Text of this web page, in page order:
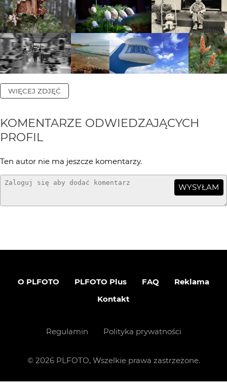
WIĘCEJ ZDJĘĆ
KOMENTARZE ODWIEDZAJĄCYCH
PROFIL
Ten autor nie ma jeszcze komentarzy.
WYSYŁAM
O PLFOTO PLFOTO Plus FAQ
Reklama
Kontakt
Regulamin Polityka prywatności
© 2026PLFOTO, Wszelkie prawa zastrzeżone.